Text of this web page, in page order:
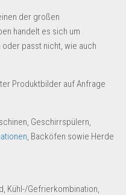
der großen
handelt es sich um
passt nicht, wie auch
Produktbilder auf Anfrage
Geschirrspülern,
, Backöfen sowie Herde
Kühl-/Gefrierkombination,